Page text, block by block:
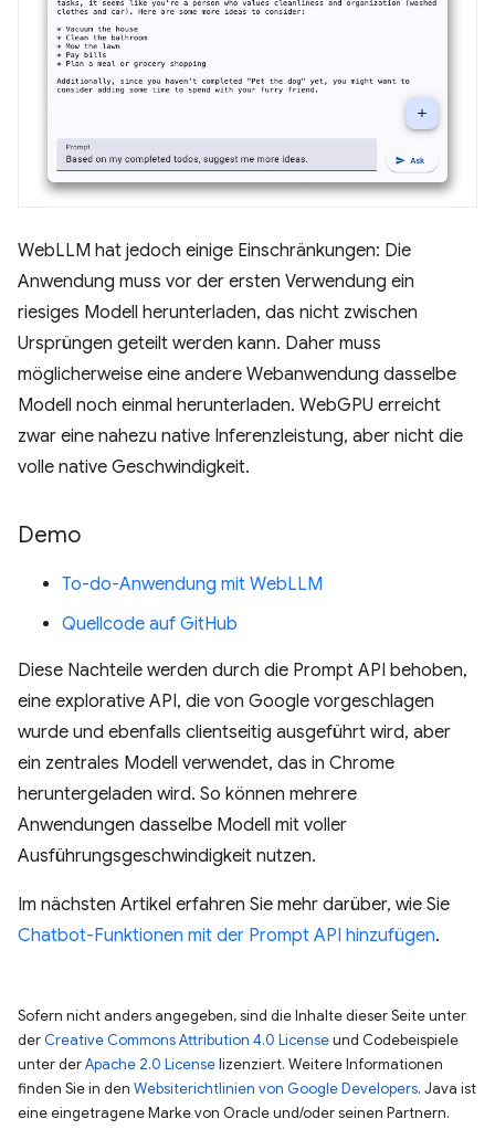
WebLLM hat jedoch einige Einschränkungen: Die
Anwendung muss vor der ersten Verwendung ein
riesiges Modell herunterladen, das nicht zwischen
Ursprüngen geteilt werden kann. Daher muss
möglicherweise eine andere Webanwendung dasselbe
Modell noch einmal herunterladen. WebGPU erreicht
zwar eine nahezu native Inferenzleistung, aber nicht die
volle native Geschwindigkeit.
Demo
To-do-Anwendung mit WebLLM
Quellcode auf GitHub
Diese Nachteile werden durch die Prompt API behoben,
eine explorative API, die von Google vorgeschlagen
wurde und ebenfalls clientseitig ausgeführt wird, aber
ein zentrales Modell verwendet, das in Chrome
heruntergeladen wird. So können mehrere
Anwendungen dasselbe Modell mit voller
Ausführungsgeschwindigkeit nutzen.
Im nächsten Artikel erfahren Sie mehr darüber, wie Sie
Chatbot-Funktionen mit der Prompt API hinzufügen.
Sofern nicht anders angegeben, sind die Inhalte dieser Seite unter
der Creative Commons Attribution 4.0 Licenseund Codebeispiele
unter derApache 2.0 Licenselizenziert. Weitere Informationen
finden Sie in den Websiterichtlinien von Google Developers. Java ist
eine eingetragene Marke von Oracle und/oder seinen Partnern.